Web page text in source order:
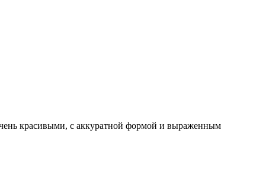
красивыми, с аккуратной формой и выраженным